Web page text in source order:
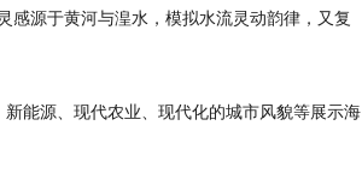
感源于黄河与湟水，模拟水流灵动韵律，又复
能源、现代农业、现代化的城市风貌等展示海